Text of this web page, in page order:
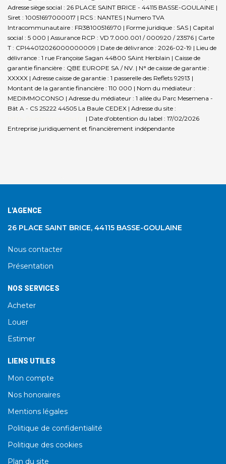
Adresse siège social : 26 PLACE SAINT BRICE - 44115 BASSE-GOULAINE |
Siret : 10051697000017 | RCS : NANTES | Numero TVA
Intracommunautaire : FR38100516970 | Forme juridique : SAS | Capital
social : 5 000 | Assurance RCP : VD 7.000.001 / 000920 / 23576 | Carte
T : CPI44012026000000009 | Date de délivrance : 2026-02-19 | Lieu de
délivrance : 1 rue Françoise Sagan 44800 SAint Herblain | Caisse de
garantie financière : QBE EUROPE SA / NV. | N° de caisse de garantie :
XXXXX | Adresse caisse de garantie : 1 passerelle des Reflets 92913 |
Montant de la garantie financière : 110 000 | Nom du médiateur :
MEDIMMOCONSO | Adresse du médiateur : 1 allée du Parc Mesemena -
Bât A - CS 25222 44505 La Baule CEDEX | Adresse du site :
| Date d'obtention du label : 17/02/2026
Entreprise juridiquement et financièrement indépendante
L'AGENCE
26 PLACE SAINT BRICE, 44115 BASSE-GOULAINE
Nous contacter
Présentation
NOS SERVICES
Acheter
Louer
Estimer
LIENS UTILES
Mon compte
Nos honoraires
Mentions légales
Politique de confidentialité
Politique des cookies
Plan du site